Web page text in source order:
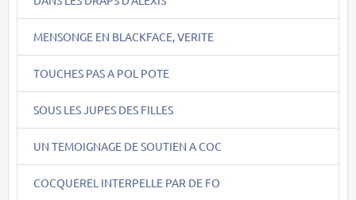
MENSONGE EN BLACKFACE, VERITE
TOUCHES PAS A POL POTE
SOUS LES JUPES DES FILLES
UN TEMOIGNAGE DE SOUTIEN A COC
COCQUEREL INTERPELLE PAR DE FO